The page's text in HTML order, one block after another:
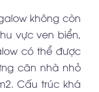
không còn
vực ven biển,
có thể được
căn nhà nhỏ
Cấu trúc khá